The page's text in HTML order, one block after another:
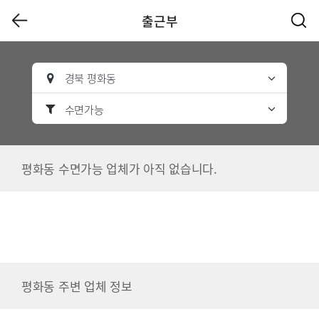
출근부
경북 평화동
수면가능
평화동 수면가능 업체가 아직 없습니다.
평화동 주변 업체 정보